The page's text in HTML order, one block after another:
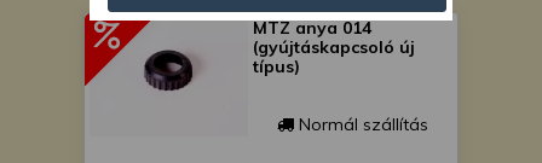
MTZ anya 014
(gyújtáskapcsoló új
típus)
Normál szállítás
gyűjtéséhez, valamint termékek
kifejlesztéséhez és a termékek
javításához. Az Ön engedélyével mi és a
partnereink eszközleolvasásos
módszerrel szerzett pontos geolokációs